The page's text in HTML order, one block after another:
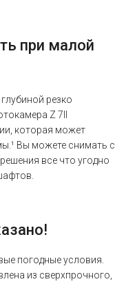
при малой
резко
Z 7II
которая может
Вы можете снимать с
все что угодно
погодные условия.
из сверхпрочного,